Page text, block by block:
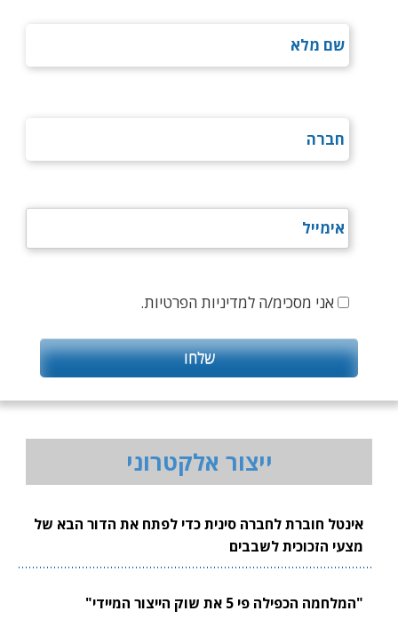
אני מסכימ/ה למדיניות הפרטיות.
ייצור אלקטרוני
אינטל חוברת לחברה סינית כדי לפתח את הדור הבא של
מצעי הזכוכית לשבבים
"המלחמה הכפילה פי 5 את שוק הייצור המיידי"